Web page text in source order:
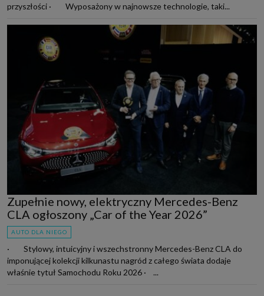
przyszłości · Wyposażony w najnowsze technologie, taki...
Zupełnie nowy, elektryczny Mercedes-Benz
CLA ogłoszony „Car of the Year 2026”
AUTO DLA NIEGO
· Stylowy, intuicyjny i wszechstronny Mercedes-Benz CLA do
imponującej kolekcji kilkunastu nagród z całego świata dodaje
właśnie tytuł Samochodu Roku 2026 · ...